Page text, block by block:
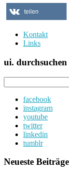
teilen
Kontakt
Links
ui. durchsuchen
nach:
facebook
instagram
youtube
twitter
linkedin
tumblr
Neueste Beiträge